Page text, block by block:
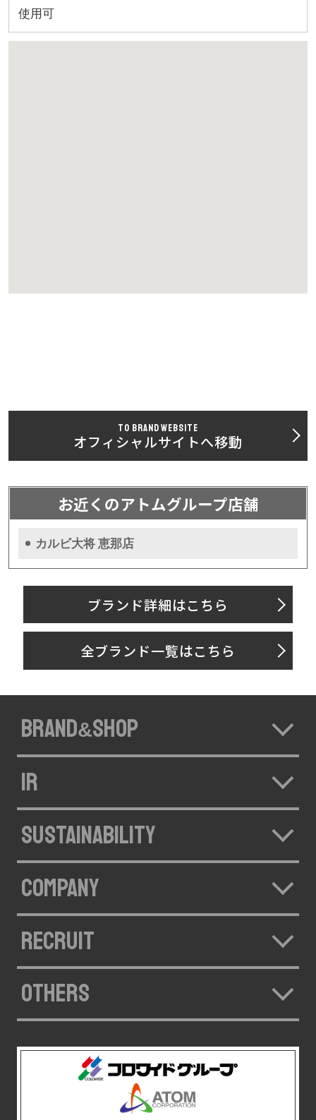
使用可
TO BRAND WEBSITE
オフィシャルサイトへ移動
お近くのアトムグループ店舗
カルビ大将 恵那店
ブランド詳細はこちら
全ブランド一覧はこちら
BRAND&SHOP
IR
SUSTAINABILITY
COMPANY
RECRUIT
OTHERS